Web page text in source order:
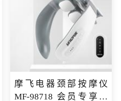
摩飞电器颈部按摩仪
MF-98718 会员专享价